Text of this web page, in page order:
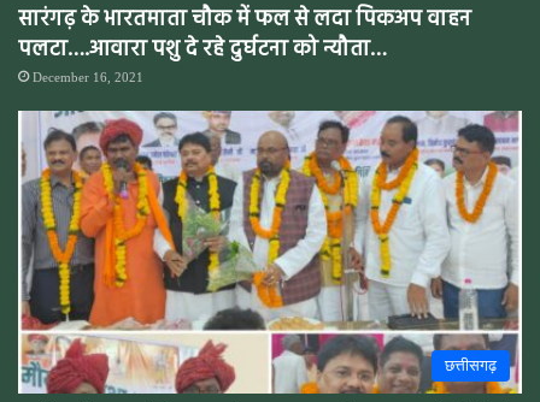
सारंगढ़ के भारतमाता चौक में फल से लदा पिकअप वाहन
पलटा….आवारा पशु दे रहे दुर्घटना को न्यौता…
December 16, 2021
छत्तीसगढ़